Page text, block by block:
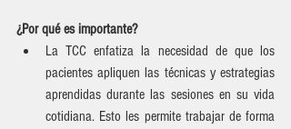
¿Por qué es importante?
La TCC enfatiza la necesidad de que los
pacientes apliquen las técnicas y estrategias
aprendidas durante las sesiones en su vida
cotidiana. Esto les permite trabajar de forma